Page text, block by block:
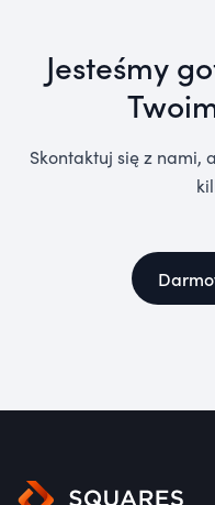
Jesteśmy
Skontaktuj się z nami,